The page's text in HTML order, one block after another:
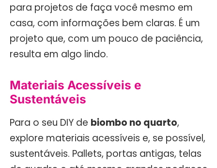
para projetos de faça você mesmo em
casa, com informações bem claras. É um
projeto que, com um pouco de paciência,
resulta em algo lindo.
Materiais Acessíveis e
Sustentáveis
Para o seu DIY de biombo no quarto,
explore materiais acessíveis e, se possível,
sustentáveis. Pallets, portas antigas, telas